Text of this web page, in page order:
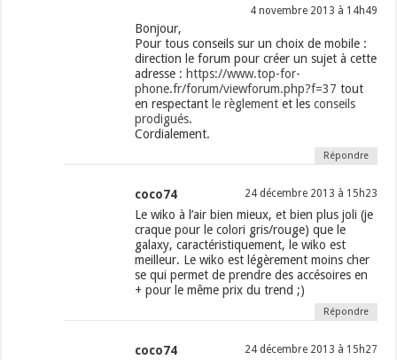
4 novembre 2013 à 14h49
Bonjour,
Pour tous conseils sur un choix de mobile :
direction le forum pour créer un sujet à cette
adresse : https://www.top-for-
phone.fr/forum/viewforum.php?f=37 tout
en respectant le règlement et lesconseils
prodigués.
Cordialement.
Répondre
coco74 24 décembre 2013 à 15h23
Le wiko à l’air bien mieux, et bien plus joli (je
craque pour le colori gris/rouge) que le
galaxy, caractéristiquement, le wiko est
meilleur. Le wiko est légèrement moins cher
se qui permet de prendre des accésoires en
+ pour le même prix du trend ;)
Répondre
coco74 24 décembre 2013 à 15h27